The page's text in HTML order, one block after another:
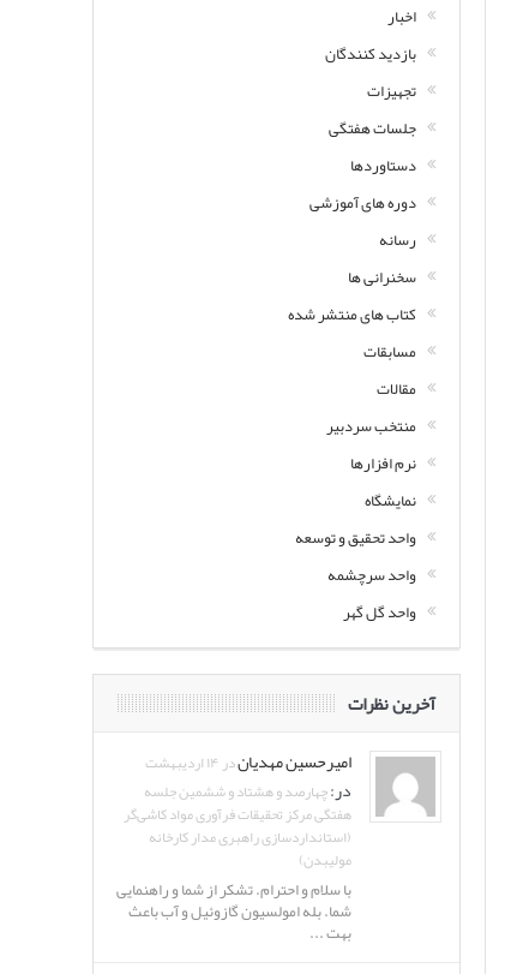
اخبار
بازدید کنندگان
تجهیزات
جلسات هفتگی
دستاوردها
دوره های آموزشی
رسانه
سخنرانی ها
کتاب های منتشر شده
مسابقات
مقالات
منتخب سردبیر
نرم افزارها
نمایشگاه
واحد تحقیق و توسعه
واحد سرچشمه
واحد گل گهر
آخرین نظرات
امیرحسین مهدیاندر ۱۴ اردیبهشت
در:چهارصد و هشتاد و ششمین جلسه
هفتگی مرکز تحقیقات فرآوری مواد کاشی‌گر
(استانداردسازی راهبری مدار کارخانه
مولیبدن)
با سلام و احترام. تشکر از شما و راهنمایی
شما. بله امولسیون گازوئیل و آب باعث
بهت ...